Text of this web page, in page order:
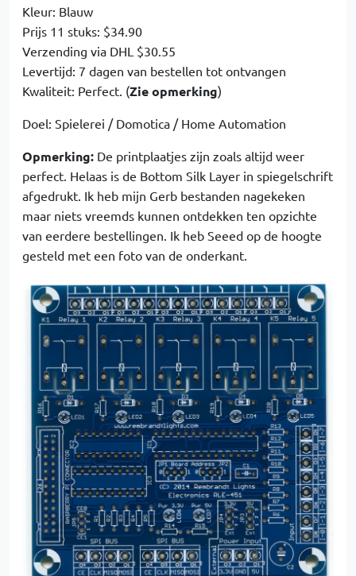
Kleur: Blauw
Prijs 11 stuks: $34.90
Verzending via DHL $30.55
Levertijd: 7 dagen van bestellen tot ontvangen
Kwaliteit: Perfect. (Zie opmerking)
Doel: Spielerei / Domotica / Home Automation
Opmerking: De printplaatjes zijn zoals altijd weer
perfect. Helaas is de Bottom Silk Layer in spiegelschrift
afgedrukt. Ik heb mijn Gerb bestanden nagekeken
maar niets vreemds kunnen ontdekken ten opzichte
van eerdere bestellingen. Ik heb Seeed op de hoogte
gesteld met een foto van de onderkant.